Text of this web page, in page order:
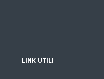
LINK UTILI